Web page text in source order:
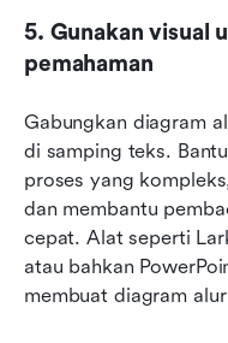
5. Gunakan visual
pemahaman
Gabungkan diagram
di samping teks.
proses yang
dan membantu
cepat. Alat seperti
atau bahkan
membuat diagram